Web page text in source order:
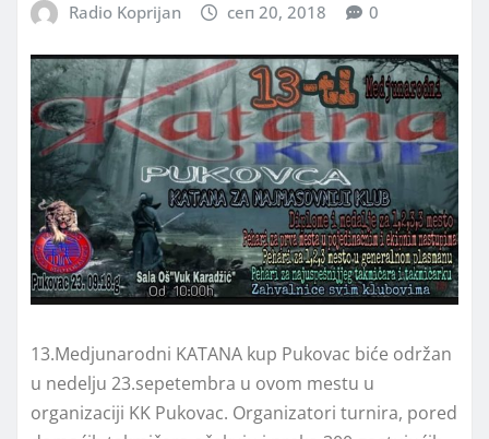
Radio Koprijan сеп 20, 2018 0
13.Medjunarodni KATANA kup Pukovac biće održan
u nedelju 23.sepetembra u ovom mestu u
organizaciji KK Pukovac. Organizatori turnira, pored